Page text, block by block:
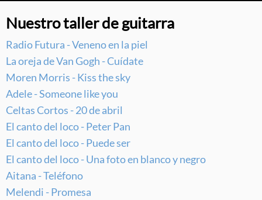
Nuestro taller de guitarra
Radio Futura - Veneno en la piel
La oreja de Van Gogh - Cuídate
Moren Morris - Kiss the sky
Adele - Someone like you
Celtas Cortos - 20 de abril
El canto del loco - Peter Pan
El canto del loco - Puede ser
El canto del loco - Una foto en blanco y negro
Aitana - Teléfono
Melendi - Promesa